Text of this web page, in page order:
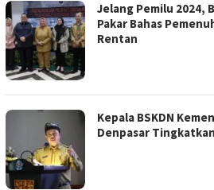
Jelang Pemilu 2024,
Pakar Bahas
Rentan
Kepala BSKDN
Denpasar